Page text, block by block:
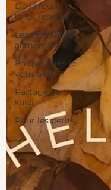
De la fourche à
la fourchette
Les croyances
alimentaires
En quoi puis-je
vous aider ?
Partage de
suivi...
Pour les petits...